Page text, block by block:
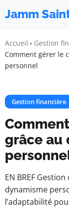
Jamm
Accueil
Gestion
Comment gérer le
personnel
Gestion financière
grâce au
EN BREF
dynamisme
l’adaptabilité